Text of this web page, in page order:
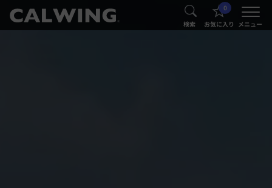
® 検索
0
お気に入り メニュー
®